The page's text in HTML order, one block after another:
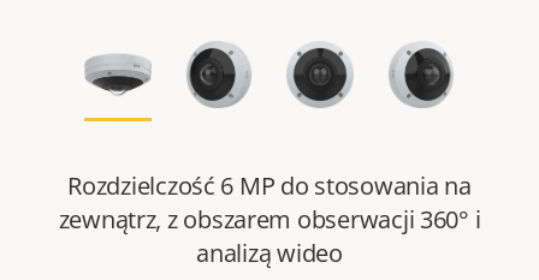
Rozdzielczość 6 MP do stosowania na
zewnątrz, z obszarem obserwacji 360° i
analizą wideo